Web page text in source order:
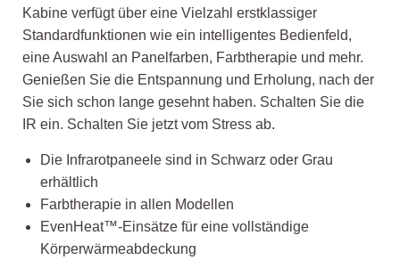
Kabine verfügt über eine Vielzahl erstklassiger
Standardfunktionen wie ein intelligentes Bedienfeld,
eine Auswahl an Panelfarben, Farbtherapie und mehr.
Genießen Sie die Entspannung und Erholung, nach der
Sie sich schon lange gesehnt haben. Schalten Sie die
IR ein. Schalten Sie jetzt vom Stress ab.
Die Infrarotpaneele sind in Schwarz oder Grau
erhältlich
Farbtherapie in allen Modellen
EvenHeat™-Einsätze für eine vollständige
Körperwärmeabdeckung